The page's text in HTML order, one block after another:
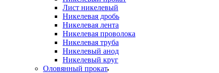
Лист никелевый
Никелевая дробь
Никелевая лента
Никелевая проволока
Никелевая труба
Никелевый анод
Никелевый круг
Оловянный прокат